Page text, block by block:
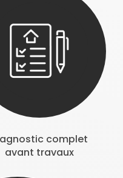
complet
avant travaux